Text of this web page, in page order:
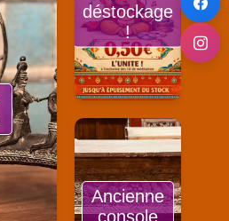
déstockage
!
Ancienne
console